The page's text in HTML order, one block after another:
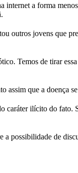
internet a forma
outros jovens que
Temos de tirar
assim que a doença
caráter ilícito do fato.
possibilidade de